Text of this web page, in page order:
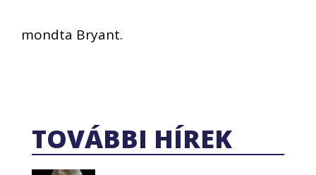
mondta Bryant.
TOVÁBBI HÍREK